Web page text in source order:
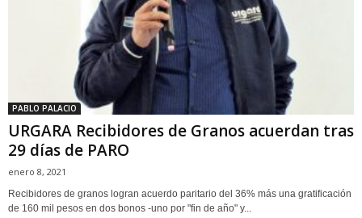
PABLO PALACIO
URGARA Recibidores de Granos acuerdan tras
29 días de PARO
enero 8, 2021
Recibidores de granos logran acuerdo paritario del 36% más una gratificación
de 160 mil pesos en dos bonos -uno por "fin de año" y...